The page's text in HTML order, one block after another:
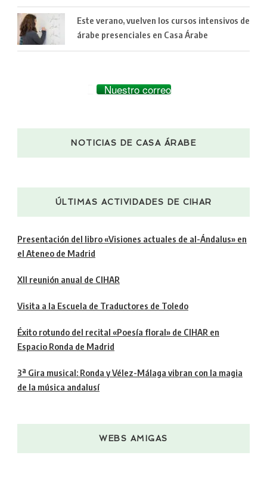
Este verano, vuelven los cursos intensivos de
árabe presenciales en Casa Árabe
Nuestro correo
NOTICIAS DE CASA ÁRABE
ÚLTIMAS ACTIVIDADES DE CIHAR
Presentación del libro «Visiones actuales de al-Ándalus» en
el Ateneo de Madrid
XII reunión anual de CIHAR
Visita a la Escuela de Traductores de Toledo
Éxito rotundo del recital «Poesía floral» de CIHAR en
Espacio Ronda de Madrid
3ª Gira musical: Ronda y Vélez-Málaga vibran con la magia
de la música andalusí
WEBS AMIGAS